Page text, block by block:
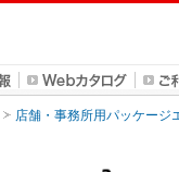
店舗・事務所用パッケージ